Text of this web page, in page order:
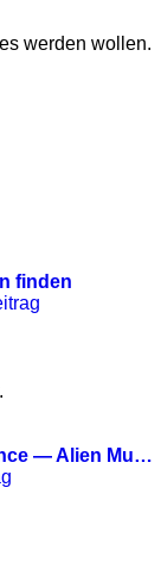
werden wollen.
finden
— Alien Mu…